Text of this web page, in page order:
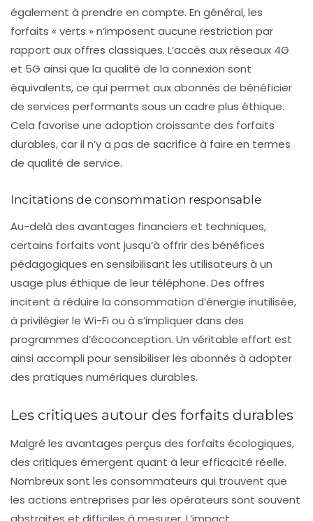
également à prendre en compte. En général, les
forfaits « verts » n’imposent aucune restriction par
rapport aux offres classiques. L’accès aux réseaux 4G
et 5G ainsi que la qualité de la connexion sont
équivalents, ce qui permet aux abonnés de bénéficier
de services performants sous un cadre plus éthique.
Cela favorise une adoption croissante des forfaits
durables, car il n’y a pas de sacrifice à faire en termes
de qualité de service.
Incitations de consommation responsable
Au-delà des avantages financiers et techniques,
certains forfaits vont jusqu’à offrir des bénéfices
pédagogiques en sensibilisant les utilisateurs à un
usage plus éthique de leur téléphone. Des offres
incitent à réduire la consommation d’énergie inutilisée,
à privilégier le Wi-Fi ou à s’impliquer dans des
programmes d’écoconception. Un véritable effort est
ainsi accompli pour sensibiliser les abonnés à adopter
des pratiques numériques durables.
Les critiques autour des forfaits durables
Malgré les avantages perçus des forfaits écologiques,
des critiques émergent quant à leur efficacité réelle.
Nombreux sont les consommateurs qui trouvent que
les actions entreprises par les opérateurs sont souvent